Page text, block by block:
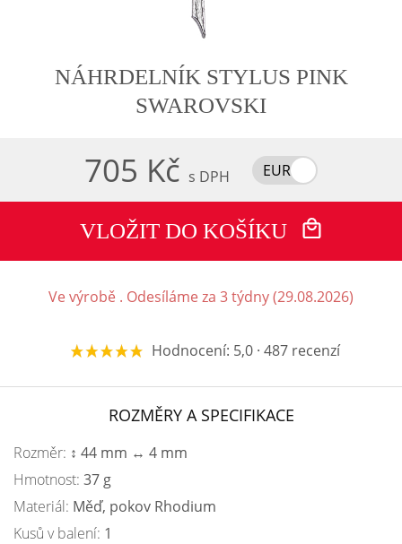
NÁHRDELNÍK STYLUS PINK
SWAROVSKI
705 Kč s DPH EUR
VLOŽIT DO KOŠÍKU
Ve výrobě . Odesíláme za 3 týdny (29.08.2026)
Hodnocení: 5,0 · 487 recenzí
ROZMĚRY A SPECIFIKACE
Rozměr: ↕ 44 mm ↔ 4 mm
Hmotnost: 37 g
Materiál: Měď, pokov Rhodium
Kusů v balení: 1